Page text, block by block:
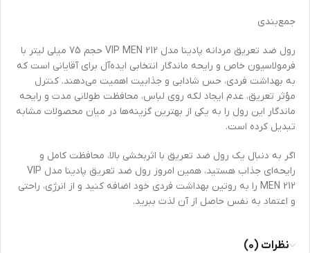
جمع‌بندی
رول ضد تعریق مردانه پادینا مدل VIP MEN 212 حجم 75 میلی لیتر با
فرمولاسیون خاص و رایحه ماندگار انتخابی ایده‌آل برای آقایانی است که
به بهداشت فردی، حس شادابی و جذابیت اهمیت می‌دهند. کنترل
مؤثر تعریق، عدم ایجاد لکه روی لباس، محافظت طولانی مدت و رایحه
ماندگار این رول را به یکی از بهترین گزینه‌ها در میان محصولات مشابه
تبدیل کرده است.
اگر به دنبال یک رول ضد تعریق با اثربخشی بالا، محافظت کامل و
رایحه‌ای جذاب هستید، همین امروز رول ضد تعریق پادینا مدل VIP
MEN 212 را به روتین بهداشت فردی خود اضافه کنید و از انرژی، راحتی
و اعتماد به نفس حاصل از آن لذت ببرید.
نظرات (0)